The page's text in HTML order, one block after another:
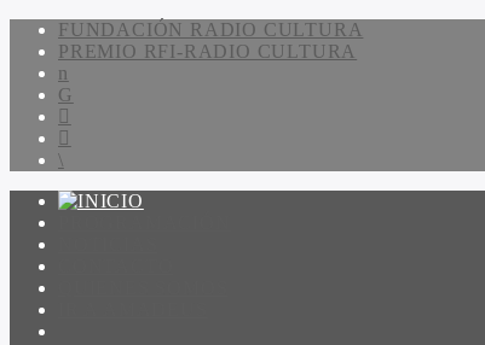
FUNDACIÓN RADIO CULTURA
PREMIO RFI-RADIO CULTURA